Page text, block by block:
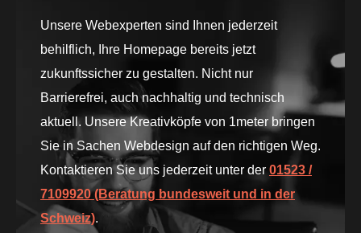
Unsere Webexperten sind Ihnen jederzeit
behilflich, Ihre Homepage bereits jetzt
zukunftssicher zu gestalten. Nicht nur
Barrierefrei, auch nachhaltig und technisch
aktuell. Unsere Kreativköpfe von 1meter bringen
Sie in Sachen Webdesign auf den richtigen Weg.
Kontaktieren Sie uns jederzeit unter der 01523 /
7109920 (Beratung bundesweit und in der
Schweiz).